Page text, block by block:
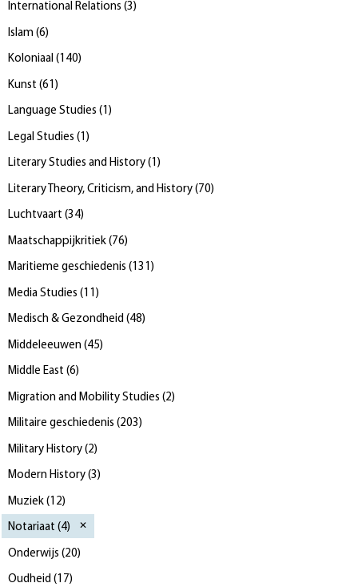
International Relations (3)
Islam (6)
Koloniaal (140)
Kunst (61 )
Language Studies (1 )
Legal Studies (1 )
Literary Studies and History (1 )
Literary Theory, Criticism, and History (70)
Luchtvaart (34)
Maatschappijkritiek (76)
Maritieme geschiedenis (131 )
Media Studies (11 )
Medisch & Gezondheid (48)
Middeleeuwen (45)
Middle East (6)
Migration and Mobility Studies (2)
Militaire geschiedenis (203)
Military History (2)
Modern History (3)
Muziek (12)
Notariaat (4)
Onderwijs (20)
Oudheid (17)